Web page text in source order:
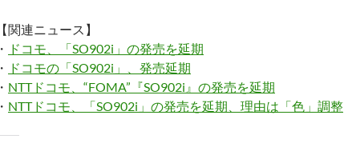
【関連ニュース】
・ ドコモ、「SO902i」の発売を延期
・ ドコモの「SO902i」、発売延期
・ NTTドコモ、“FOMA”『SO902i』の発売を延期
・ NTTドコモ、「SO902i」の発売を延期、理由は「色」調整